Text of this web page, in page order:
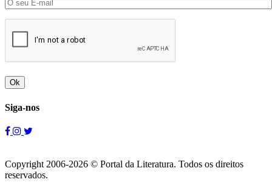
Ok
Siga-nos
Copyright 2006-2026 © Portal da Literatura. Todos os direitos
reservados.